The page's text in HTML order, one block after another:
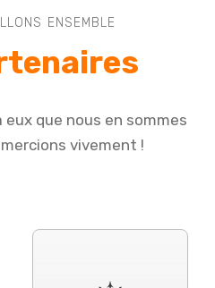
ENSEMBLE
que nous en sommes
vivement !